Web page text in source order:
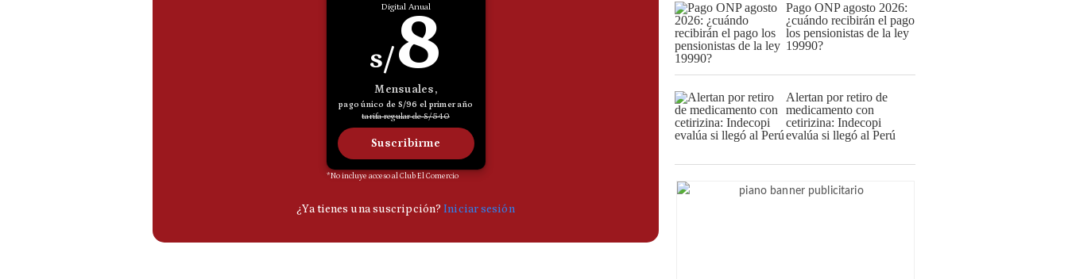
Pago ONP agosto 2026:
¿cuándo recibirán el pago
los pensionistas de la ley
19990?
Alertan por retiro de
medicamento con
cetirizina: Indecopi
evalúa si llegó al Perú